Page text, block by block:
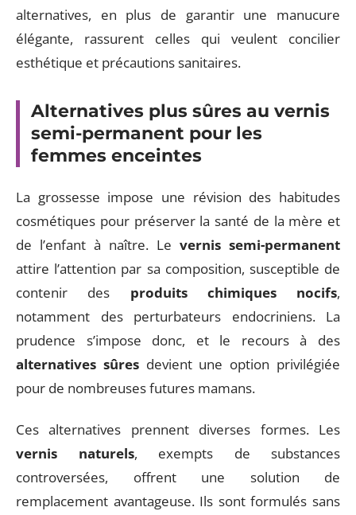
alternatives, en plus de garantir une manucure
élégante, rassurent celles qui veulent concilier
esthétique et précautions sanitaires.
Alternatives plus sûres au vernis
semi-permanent pour les
femmes enceintes
La grossesse impose une révision des habitudes
cosmétiques pour préserver la santé de la mère et
de l’enfant à naître. Le vernis semi-permanent
attire l’attention par sa composition, susceptible de
contenir des produits chimiques nocifs,
notamment des perturbateurs endocriniens. La
prudence s’impose donc, et le recours à des
alternatives sûresdevient une option privilégiée
pour de nombreuses futures mamans.
Ces alternatives prennent diverses formes. Les
vernis naturels, exempts de substances
controversées, offrent une solution de
remplacement avantageuse. Ils sont formulés sans